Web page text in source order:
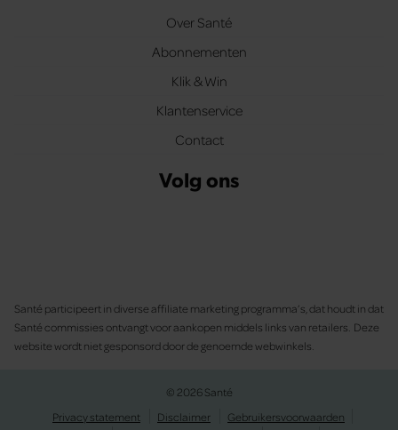
Over Santé
Abonnementen
Klik & Win
Klantenservice
Contact
Volg ons
Santé participeert in diverse affiliate marketing programma’s, dat houdt in dat
Santé commissies ontvangt voor aankopen middels links van retailers. Deze
website wordt niet gesponsord door de genoemde webwinkels.
© 2026 Santé
Privacy statement
Disclaimer
Gebruikersvoorwaarden